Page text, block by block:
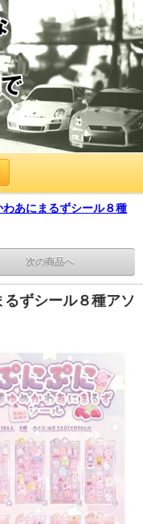
あにまるずシール８種
次の商品へ
ずシール８種アソ